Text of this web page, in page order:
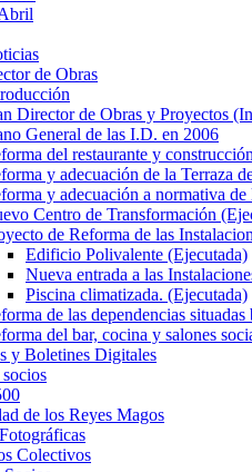
de Obras
Director de Obras y Proyectos
General de las I.D. en 2006
del restaurante y
y adecuación de la Terraza
y adecuación a normativa
Centro de Transformación
de Reforma de las
Edificio Polivalente (Ejecutada)
Nueva entrada a las
Piscina climatizada. (Ejecutada)
de las dependencias
del bar, cocina y salones
y Boletines Digitales
de los Reyes Magos
Colectivos